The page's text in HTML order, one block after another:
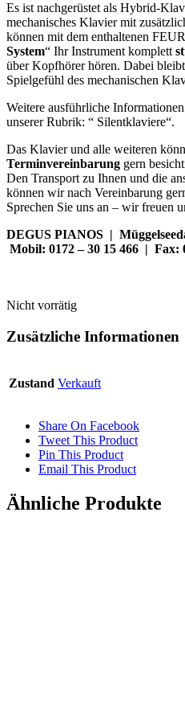
Es ist nachgerüstet als Hybrid-
mechanisches Klavier mit
können mit dem enthaltenen
System“ Ihr Instrument komplett
über Kopfhörer hören. Dabei
Spielgefühl des mechanischen
Weitere ausführliche
unserer Rubrik: “ Silentklaviere“.
Das Klavier und alle weiteren
Terminvereinbarung gern
Den Transport zu Ihnen und die
können wir nach Vereinbarung
Sprechen Sie uns an – wir freuen
DEGUS PIANOS |
Mobil: 0172 – 30 15 466 | Fax:
Nicht vorrätig
Zusätzliche Informationen
Zustand Verkauft
Share On Facebook
Tweet This Product
Pin This Product
Email This Product
Ähnliche Produkte